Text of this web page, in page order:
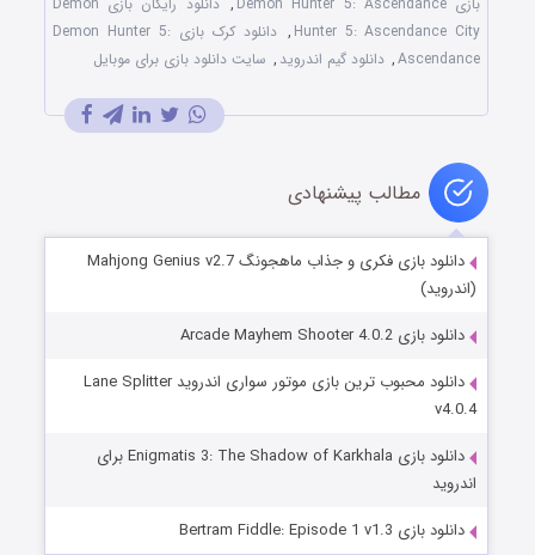
Hunter 5: Ascendance City
,
دانلود کرک بازی Demon Hunter 5:
Ascendance
, دانلود گیم اندروید , سایت دانلود بازی برای موبایل
مطالب پیشنهادی
دانلود بازی فکری و جذاب ماهجونگ Mahjong Genius v2.7
(اندروید)
دانلود بازی Arcade Mayhem Shooter 4.0.2
دانلود محبوب ترین بازی موتور سواری اندروید Lane Splitter
v4.0.4
دانلود بازی Enigmatis 3: The Shadow of Karkhala برای
اندروید
دانلود بازی Bertram Fiddle: Episode 1 v1.3